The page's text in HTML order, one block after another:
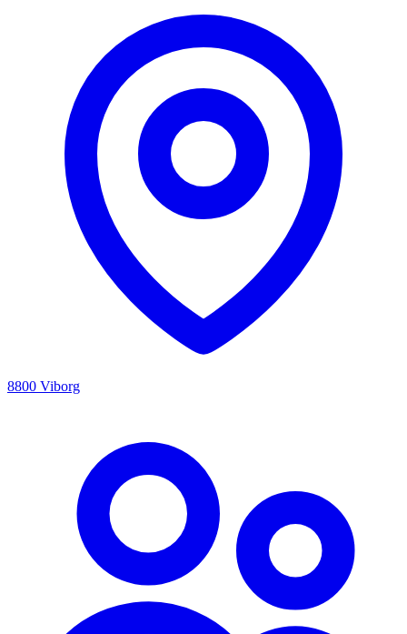
8800 Viborg